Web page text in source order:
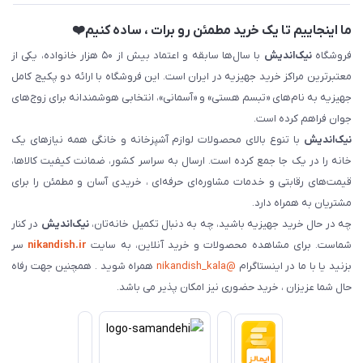
ما اینجاییم تا یک خرید مطمئن رو برات ، ساده کنیم❤️
فروشگاهنیک‌اندیش
با سال‌ها سابقه و اعتماد بیش از ۵۰ هزار خانواده، یکی از
معتبرترین مراکز خرید جهیزیه در ایران است. این فروشگاه با ارائه دو پکیج کامل
جهیزیه به نام‌های «تبسم هستی» و «آسمانی»، انتخابی هوشمندانه برای زوج‌های
جوان فراهم کرده است.
نیک‌اندیش با تنوع بالای محصولات لوازم آشپزخانه و خانگی همه نیازهای یک
خانه را در یک جا جمع کرده است. ارسال به سراسر کشور، ضمانت کیفیت کالاها،
قیمت‌های رقابتی و خدمات مشاوره‌ای حرفه‌ای ، خریدی آسان و مطمئن را برای
مشتریان به همراه دارد.
چه در حال خرید جهیزیه باشید، چه به دنبال تکمیل خانه‌تان،نیک‌اندیش در کنار
شماست. برای مشاهده محصولات و خرید آنلاین، به سایت nikandish.ir سر
بزنید یا با ما در اینستاگرام @nikandish_kala
همراه شوید . همچنین جهت رفاه
حال شما عزیزان ، خرید حضوری نیز امکان پذیر می باشد.